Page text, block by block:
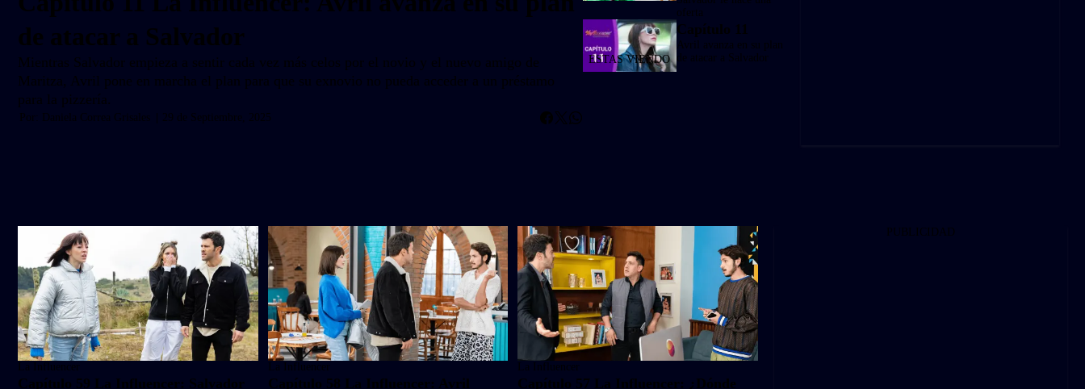
de atacar a Salvador
Mientras Salvador empieza a sentir cada vez más celos por el novio y el nuevo amigo de
Maritza, Avril pone en marcha el plan para que su exnovio no pueda acceder a un préstamo
para la pizzería.
Por: Daniela Correa Grisales
29 de Septiembre, 2025
oferta
Capítulo 11
Avril avanza en su plan
de atacar a Salvador
La Influencer
Capítulo 59 La Influencer: Salvador
La Influencer
Capítulo 58 La Influencer: Avril
La Influencer
Capítulo 57 La Influencer: ¿Dónde
PUBLICIDAD